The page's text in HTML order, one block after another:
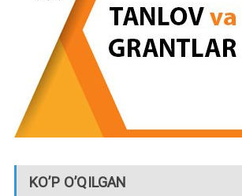
KO’P O’QILGAN